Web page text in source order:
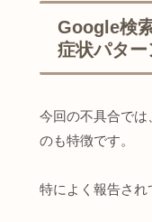
Google検
症状パター
今回の不具合では
のも特徴です。
特によく報告され